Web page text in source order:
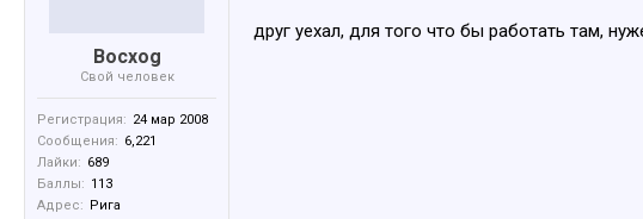
Bocxog
Свой человек
Регистрация: 24 мар 2008
Сообщения: 6,221
Лайки: 689
Баллы: 113
Адрес: Рига
друг уехал, для того что бы работать там,